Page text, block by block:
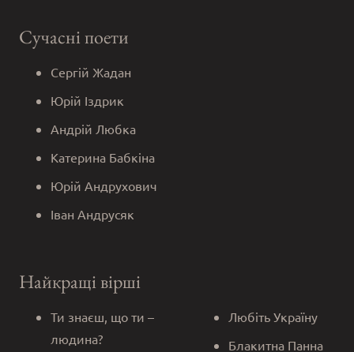
Сучасні поети
Сергій Жадан
Юрій Іздрик
Андрій Любка
Катерина Бабкіна
Юрій Андрухович
Іван Андрусяк
Найкращі вірші
Ти знаєш, що ти –
людина?
Любіть Україну
Блакитна Панна